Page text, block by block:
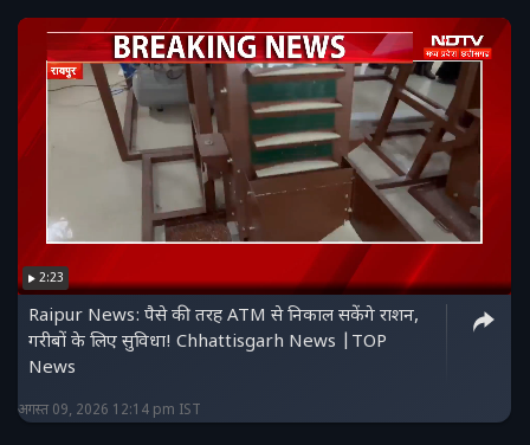
2:23
Raipur News: पैसे की तरह ATM से निकाल सकेंगे राशन,
गरीबों के लिए सुविधा! Chhattisgarh News |TOP
News
अगस्त 09, 2026 12:14 pm IST